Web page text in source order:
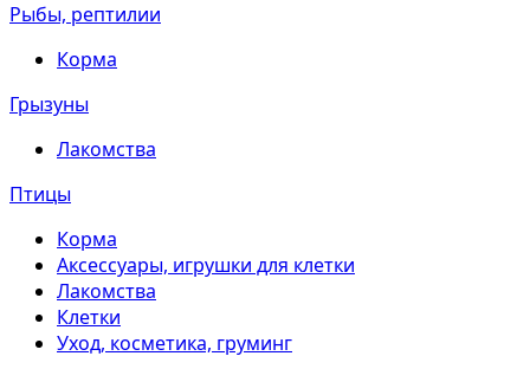
Рыбы, рептилии
Корма
Грызуны
Лакомства
Птицы
Корма
Аксессуары, игрушки для клетки
Лакомства
Клетки
Уход, косметика, груминг